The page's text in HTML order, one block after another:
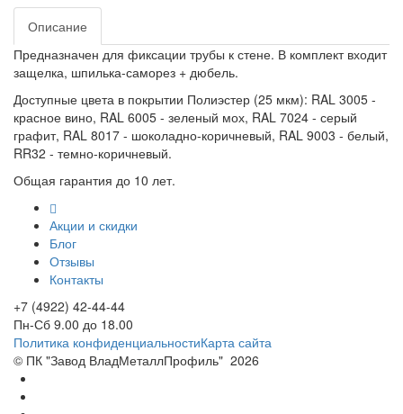
Описание
Предназначен для фиксации трубы к стене. В комплект входит
защелка, шпилька-саморез + дюбель.
Доступные цвета в покрытии Полиэстер (25 мкм): RAL 3005 -
красное вино, RAL 6005 - зеленый мох, RAL 7024 - серый
графит, RAL 8017 - шоколадно-коричневый, RAL 9003 - белый,
RR32 - темно-коричневый.
Общая гарантия до 10 лет.
Акции и скидки
Блог
Отзывы
Контакты
+7 (4922) 42-44-44
Пн-Сб 9.00 до 18.00
Политика конфиденциальностиКарта сайта
© ПК "Завод ВладМеталлПрофиль" 2026